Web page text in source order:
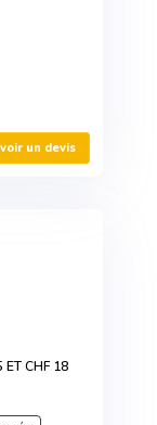
un devis
ET CHF 18